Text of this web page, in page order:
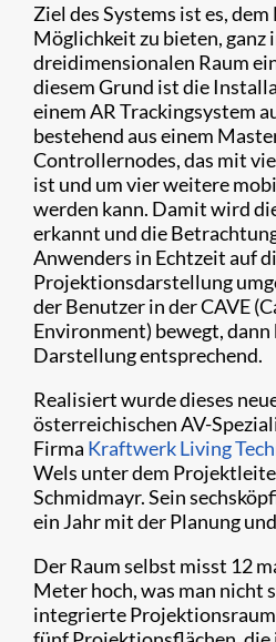
Ziel des Systems ist es,
Möglichkeit zu bieten, ganz
dreidimensionalen Raum
diesem Grund ist die
einem AR Trackingsystem
bestehend aus einem
Controllernodes, das mit
ist und um vier weitere
werden kann. Damit wird
erkannt und die
Anwenders in Echtzeit auf
Projektionsdarstellung
der Benutzer in der CAVE
Environment) bewegt, dann
Darstellung entsprechend.
Realisiert wurde dieses
österreichischen AV-
Firma Kraftwerk Living
Wels unter dem
Schmidmayr. Sein
ein Jahr mit der Planung
Der Raum selbst misst 12
Meter hoch, was man nicht
integrierte